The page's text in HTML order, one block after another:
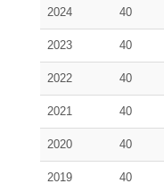
2024 40
2023 40
2022 40
2021 40
2020 40
2019 40